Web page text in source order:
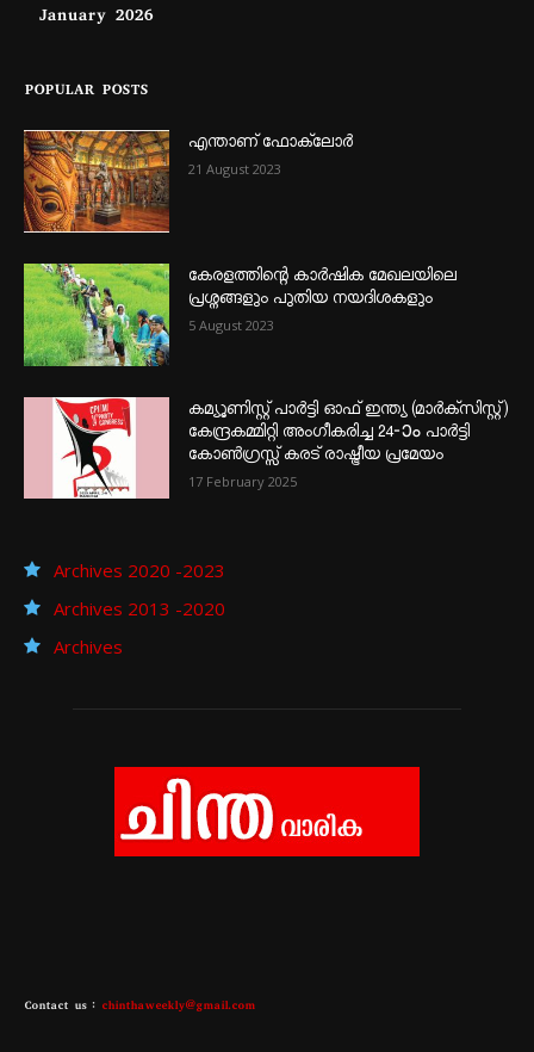
January 2026
POPULAR POSTS
എന്താണ്‌ ഫോക്‌ലോർ
21 August 2023
കേരളത്തിന്റെ കാർഷിക മേഖലയിലെ
പ്രശ്നങ്ങളും പുതിയ നയദിശകളും
5 August 2023
കമ്യൂണിസ്റ്റ് പാർട്ടി ഓഫ് ഇന്ത്യ (മാർക്സിസ്റ്റ്)
കേന്ദ്രകമ്മിറ്റി അംഗീകരിച്ച 24‐ാം പാർട്ടി
കോൺഗ്രസ്സ് കരട് രാഷ്ട്രീയ പ്രമേയം
17 February 2025
Archives 2020 -2023
Archives 2013 -2020
Archives
Contact us : chinthaweekly@gmail.com